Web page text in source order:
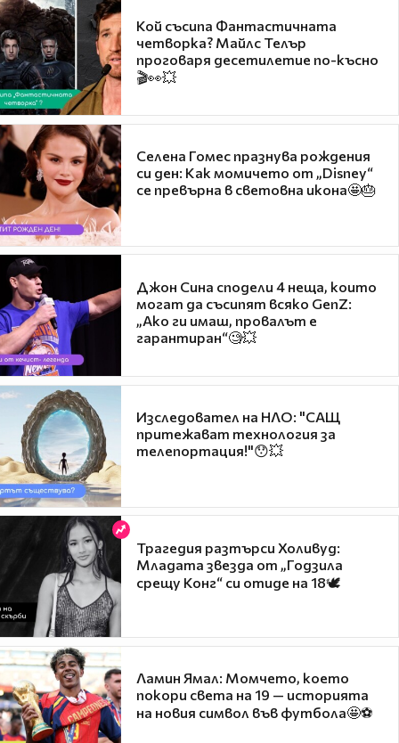
Кой съсипа Фантастичната
четворка? Майлс Телър
проговаря десетилетие по-късно
🎬👀💥
Селена Гомес празнува рождения
си ден: Как момичето от „Disney“
се превърна в световна икона🤩🎂
Джон Сина сподели 4 неща, които
могат да съсипят всяко GenZ:
„Ако ги имаш, провалът е
гарантиран“🧐💥
Изследовател на НЛО: "САЩ
притежават технология за
телепортация!"😯💥
Трагедия разтърси Холивуд:
Младата звезда от „Годзила
срещу Конг“ си отиде на 18🕊️
Ламин Ямал: Момчето, което
покори света на 19 — историята
на новия символ във футбола🤩⚽